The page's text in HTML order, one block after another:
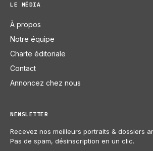
LE MÉDIA
À propos
Notre équipe
Charte éditoriale
Contact
Annoncez chez nous
NEWSLETTER
Recevez nos meilleurs portraits & dossiers
Pas de spam, désinscription en un clic.